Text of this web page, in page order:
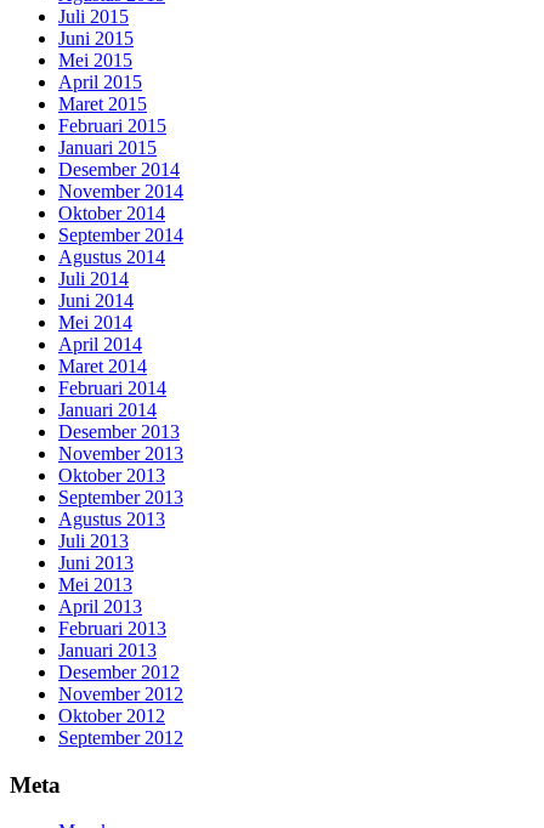
Juli 2015
Juni 2015
Mei 2015
April 2015
Maret 2015
Februari 2015
Januari 2015
Desember 2014
November 2014
Oktober 2014
September 2014
Agustus 2014
Juli 2014
Juni 2014
Mei 2014
April 2014
Maret 2014
Februari 2014
Januari 2014
Desember 2013
November 2013
Oktober 2013
September 2013
Agustus 2013
Juli 2013
Juni 2013
Mei 2013
April 2013
Februari 2013
Januari 2013
Desember 2012
November 2012
Oktober 2012
September 2012
Meta